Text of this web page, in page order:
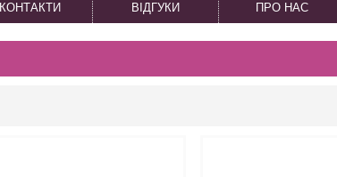
КОНТАКТИ ВІДГУКИ ПРО НАС